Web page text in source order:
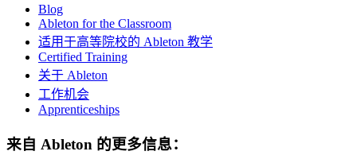
Blog
Ableton for the Classroom
适用于高等院校的 Ableton 教学
Certified Training
关于 Ableton
工作机会
Apprenticeships
来自 Ableton 的更多信息：